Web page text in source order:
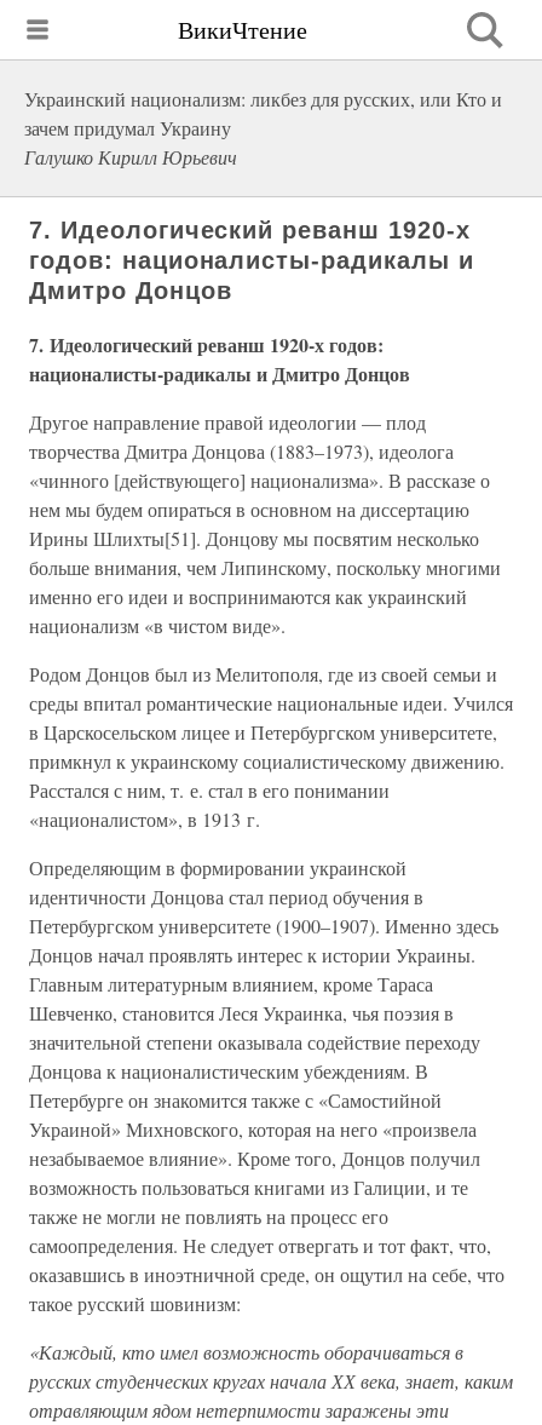
ВикиЧтение
Украинский национализм: ликбез для русских, или Кто и
зачем придумал Украину
Галушко Кирилл Юрьевич
7. Идеологический реванш 1920-х
годов: националисты-радикалы и
Дмитро Донцов
7. Идеологический реванш 1920-х годов:
националисты-радикалы и Дмитро Донцов
Другое направление правой идеологии — плод
творчества Дмитра Донцова (1883–1973), идеолога
«чинного [действующего] национализма». В рассказе о
нем мы будем опираться в основном на диссертацию
Ирины Шлихты[51]. Донцову мы посвятим несколько
больше внимания, чем Липинскому, поскольку многими
именно его идеи и воспринимаются как украинский
национализм «в чистом виде».
Родом Донцов был из Мелитополя, где из своей семьи и
среды впитал романтические национальные идеи. Учился
в Царскосельском лицее и Петербургском университете,
примкнул к украинскому социалистическому движению.
Расстался с ним, т. е. стал в его понимании
«националистом», в 1913 г.
Определяющим в формировании украинской
идентичности Донцова стал период обучения в
Петербургском университете (1900–1907). Именно здесь
Донцов начал проявлять интерес к истории Украины.
Главным литературным влиянием, кроме Тараса
Шевченко, становится Леся Украинка, чья поэзия в
значительной степени оказывала содействие переходу
Донцова к националистическим убеждениям. В
Петербурге он знакомится также с «Самостийной
Украиной» Михновского, которая на него «произвела
незабываемое влияние». Кроме того, Донцов получил
возможность пользоваться книгами из Галиции, и те
также не могли не повлиять на процесс его
самоопределения. Не следует отвергать и тот факт, что,
оказавшись в иноэтничной среде, он ощутил на себе, что
такое русский шовинизм:
«Каждый, кто имел возможность оборачиваться в
русских студенческих кругах начала ХХ века, знает, каким
отравляющим ядом нетерпимости заражены эти